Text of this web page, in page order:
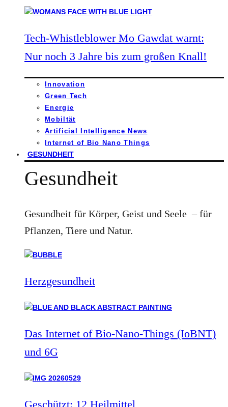
Tech-Whistleblower Mo Gawdat warnt:
Nur noch 3 Jahre bis zum großen Knall!
Innovation
Green Tech
Energie
Mobiltät
Artificial Intelligence News
Internet of Bio Nano Things
GESUNDHEIT
Gesundheit
Gesundheit für Körper, Geist und Seele – für
Pflanzen, Tiere und Natur.
Herzgesundheit
Das Internet of Bio-Nano-Things (IoBNT)
und 6G
Geschützt: 12 Heilmittel